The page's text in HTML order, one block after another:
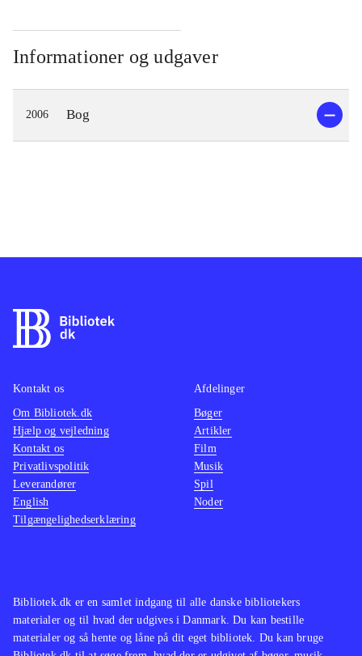
Informationer og udgaver
2006 Bog
Bibliotek.dk er en samlet indgang til alle danske bibliotekers
materialer og til hvad der udgives i Danmark. Du kan bestille
materialer og så hente og låne på dit eget bibliotek. Du kan bruge
Kontakt os
Om Bibliotek.dk
Hjælp og vejledning
Kontakt os
Privatlivspolitik
Leverandører
English
Tilgængelighedserklæring
Afdelinger
Bøger
Artikler
Film
Musik
Spil
Noder